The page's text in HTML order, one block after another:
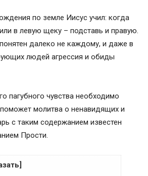
по земле Иисус учил: когда
в левую щеку – подставь и правую.
далеко не каждому, и даже в
людей агрессия и обиды
пагубного чувства необходимо
молитва о ненавидящих и
с таким содержанием известен
Прости.